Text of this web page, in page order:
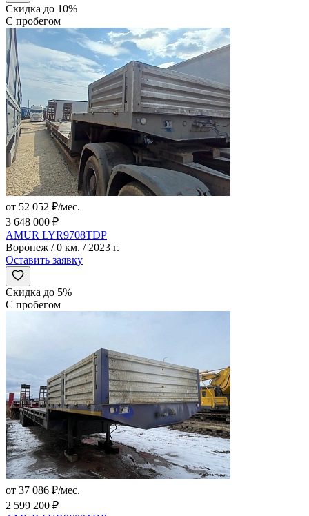
Скидка до 10%
С пробегом
от 52 052 ₽/мес.
3 648 000 ₽
AMUR LYR9708TDP
Воронеж / 0 км. / 2023 г.
Оставить заявку
Скидка до 5%
С пробегом
от 37 086 ₽/мес.
2 599 200 ₽